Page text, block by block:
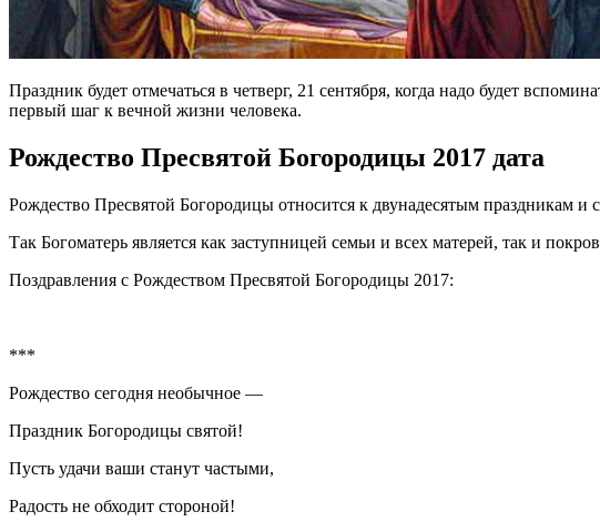
Праздник будет отмечаться в четверг, 21 сентября, когда надо будет
первый шаг к вечной жизни человека.
Рождество Пресвятой Богородицы 2017 дата
Рождество Пресвятой Богородицы относится к двунадесятым праздникам и
Так Богоматерь является как заступницей семьи и всех матерей, так и
Поздравления с Рождеством Пресвятой Богородицы 2017:
***
Рождество сегодня необычное —
Праздник Богородицы святой!
Пусть удачи ваши станут частыми,
Радость не обходит стороной!